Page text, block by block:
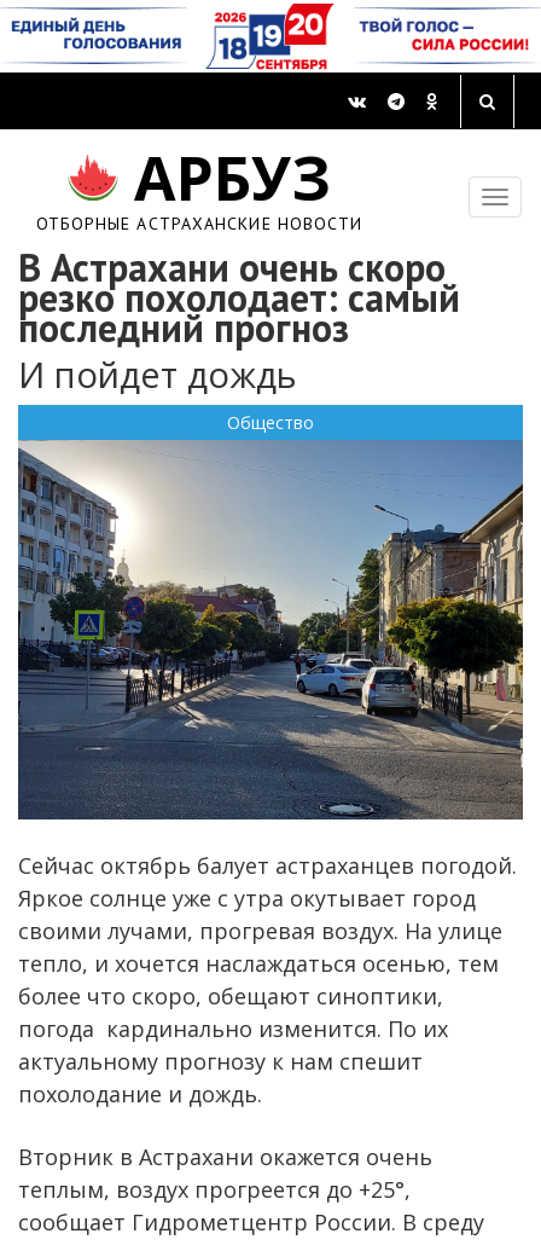
АРБУЗ
ОТБОРНЫЕ АСТРАХАНСКИЕ НОВОСТИ
В Астрахани очень скоро
резко похолодает: самый
последний прогноз
И пойдет дождь
Общество
Сейчас октябрь балует астраханцев погодой.
Яркое солнце уже с утра окутывает город
своими лучами, прогревая воздух. На улице
тепло, и хочется наслаждаться осенью, тем
более что скоро, обещают синоптики,
погода кардинально изменится. По их
актуальному прогнозу к нам спешит
похолодание и дождь.
Вторник в Астрахани окажется очень
теплым, воздух прогреется до +25°,
сообщает Гидрометцентр России. В среду